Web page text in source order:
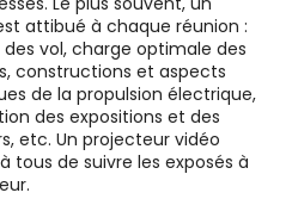
attibué à chaque réunion :
vol, charge optimale des
constructions et aspects
de la propulsion électrique,
des expositions et des
etc. Un projecteur vidéo
tous de suivre les exposés à